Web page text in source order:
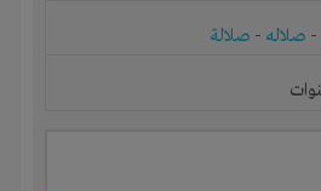
- صلاله - صلالة